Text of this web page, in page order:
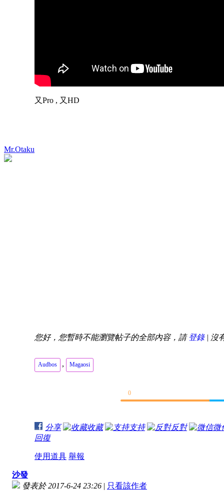
Mr.Otaku
又Pro , 又HD
您好，您暫時不能瀏覽帖子的全部內容，請登錄| 沒
Audbos , Magaosi
0
分享 收藏 支持 反對
微
回復
使用道具 舉報
沙發
發表於 2017-6-24 23:26 | 只看該作者